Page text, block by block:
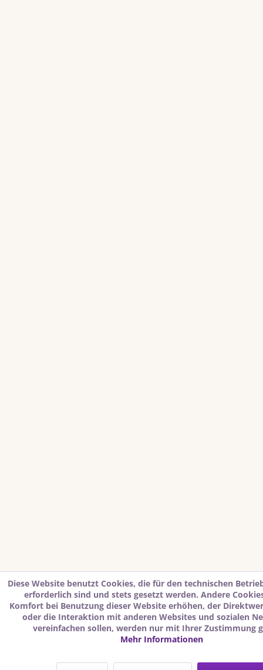
Diese Website benutzt Cookies, die für den technischen
erforderlich sind und stets gesetzt werden. Andere
Komfort bei Benutzung dieser Website erhöhen, der
oder die Interaktion mit anderen Websites und sozialen
vereinfachen sollen, werden nur mit Ihrer Zustimmung
Mehr Informationen